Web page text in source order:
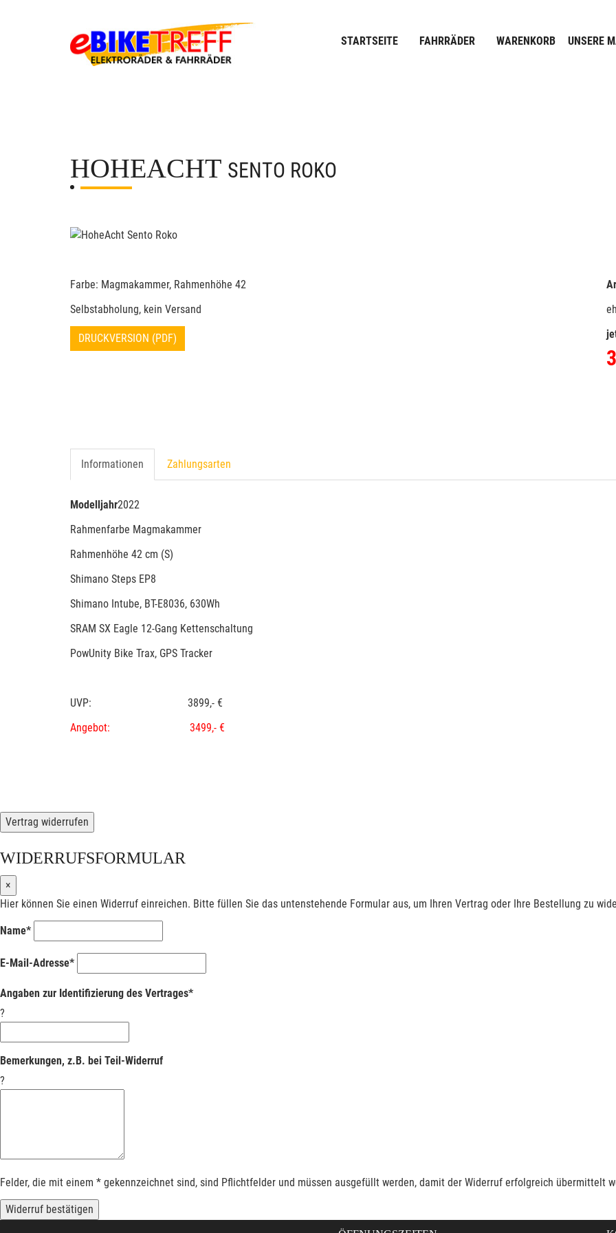
STARTSEITE FAHRRÄDER WARENKORB UNSERE
HOHEACHT SENTO ROKO
Farbe: Magmakammer, Rahmenhöhe 42
Selbstabholung, kein Versand
DRUCKVERSION (PDF)
Informationen Zahlungsarten
Modelljahr2022
Rahmenfarbe Magmakammer
Rahmenhöhe 42 cm (S)
Shimano Steps EP8
Shimano Intube, BT-E8036, 630Wh
SRAM SX Eagle 12-Gang Kettenschaltung
PowUnity Bike Trax, GPS Tracker
UVP: 3899,- €
Angebot: 3499,- €
Vertrag widerrufen
WIDERRUFSFORMULAR
×
Hier können Sie einen Widerruf einreichen. Bitte füllen Sie das untenstehende Formular aus, um Ihren Vertrag oder Ihre Bestellung zu
Name*
E-Mail-Adresse*
Angaben zur Identifizierung des Vertrages*
?
Bemerkungen, z.B. bei Teil-Widerruf
?
Felder, die mit einem * gekennzeichnet sind, sind Pflichtfelder und müssen ausgefüllt werden, damit der Widerruf erfolgreich übermittelt
Widerruf bestätigen